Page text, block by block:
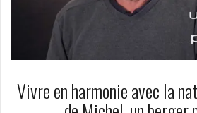
Vivre en harmonie avec la